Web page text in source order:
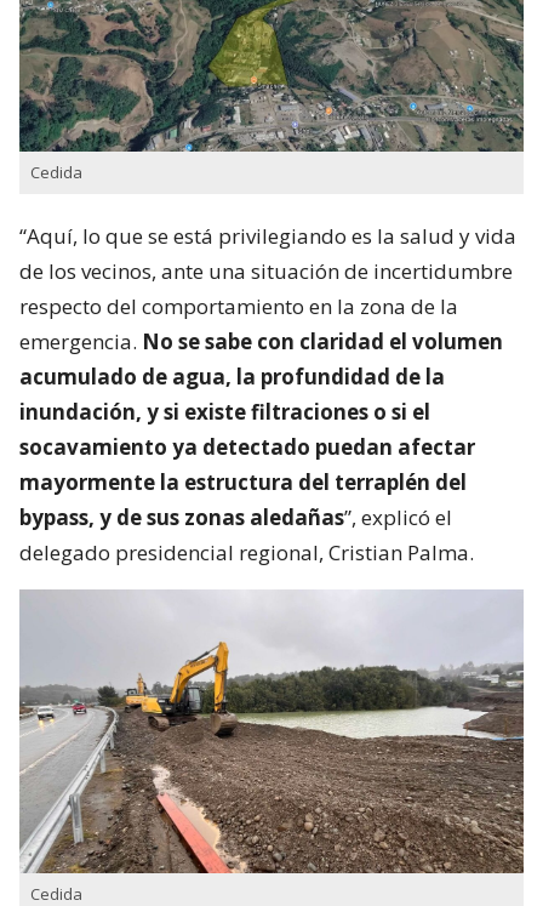
Cedida
“Aquí, lo que se está privilegiando es la salud y vida
de los vecinos, ante una situación de incertidumbre
respecto del comportamiento en la zona de la
emergencia. No se sabe con claridad el volumen
acumulado de agua, la profundidad de la
inundación, y si existe filtraciones o si el
socavamiento ya detectado puedan afectar
mayormente la estructura del terraplén del
bypass, y de sus zonas aledañas”, explicó el
delegado presidencial regional, Cristian Palma.
Cedida